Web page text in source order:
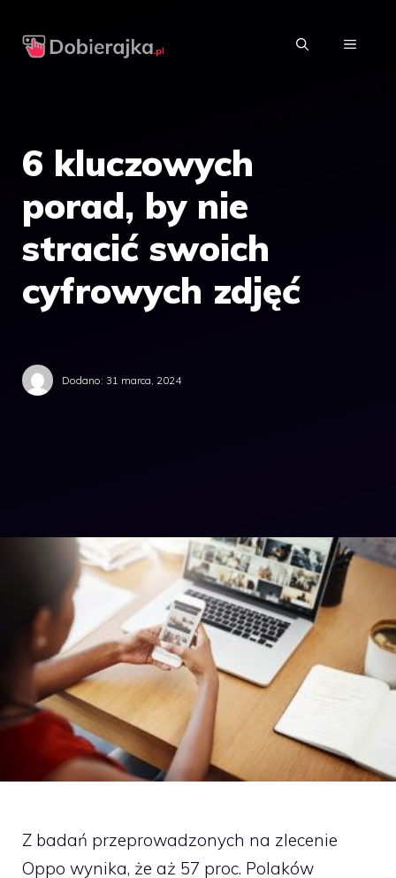
MENU
6 kluczowych
porad, by nie
stracić swoich
cyfrowych zdjęć
Dodano: 31 marca, 2024
Z badań przeprowadzonych na zlecenie
Oppo wynika, że aż 57 proc. Polaków